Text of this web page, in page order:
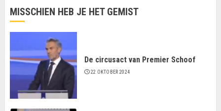
MISSCHIEN HEB JE HET GEMIST
De circusact van Premier Schoof
22 OKTOBER 2024